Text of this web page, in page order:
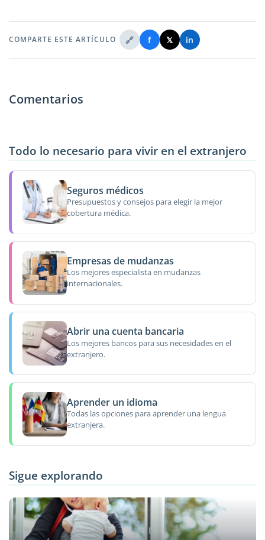
COMPARTE ESTE ARTÍCULO 🔗 f 𝕏 in
Comentarios
Todo lo necesario para vivir en el extranjero
Seguros médicos
Presupuestos y consejos para elegir la mejor
cobertura médica.
Empresas de mudanzas
Los mejores especialista en mudanzas
internacionales.
Abrir una cuenta bancaria
Los mejores bancos para sus necesidades en el
extranjero.
Aprender un idioma
Todas las opciones para aprender una lengua
extranjera.
Sigue explorando